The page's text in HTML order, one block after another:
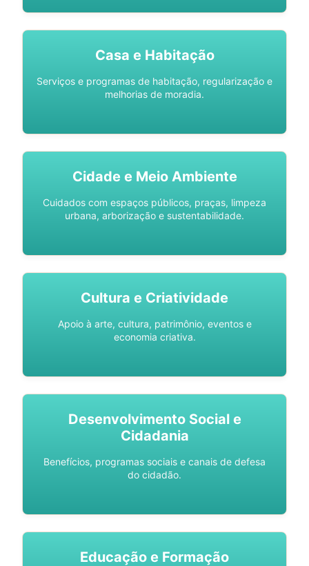
Casa e Habitação
Serviços e programas de habitação, regularização e
melhorias de moradia.
Cidade e Meio Ambiente
Cuidados com espaços públicos, praças, limpeza
urbana, arborização e sustentabilidade.
Cultura e Criatividade
Apoio à arte, cultura, patrimônio, eventos e
economia criativa.
Desenvolvimento Social e
Cidadania
Benefícios, programas sociais e canais de defesa
do cidadão.
Educação e Formação